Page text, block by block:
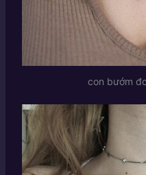
con bướm